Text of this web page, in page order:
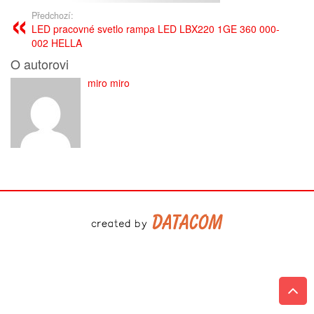
Předchozí:
LED pracovné svetlo rampa LED LBX220 1GE 360 000-
002 HELLA
O autorovi
miro miro